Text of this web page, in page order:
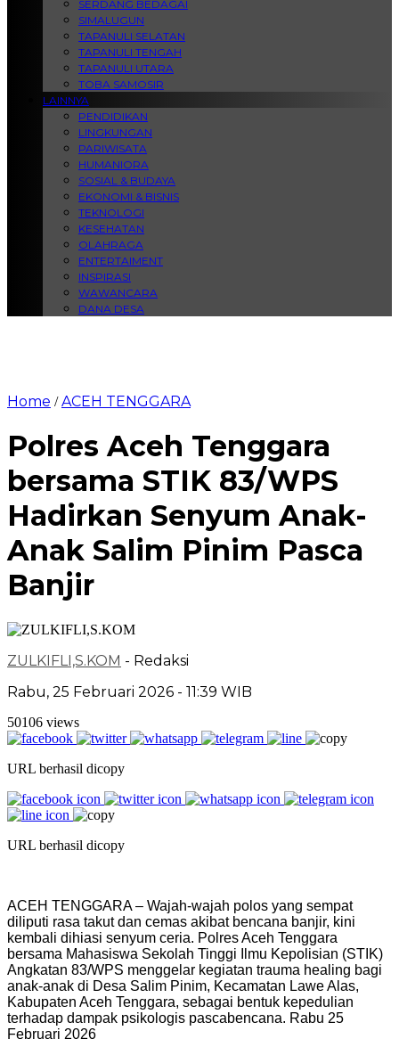
SERDANG BEDAGAI
SIMALUGUN
TAPANULI SELATAN
TAPANULI TENGAH
TAPANULI UTARA
TOBA SAMOSIR
LAINNYA
PENDIDIKAN
LINGKUNGAN
PARIWISATA
HUMANIORA
SOSIAL & BUDAYA
EKONOMI & BISNIS
TEKNOLOGI
KESEHATAN
OLAHRAGA
ENTERTAIMENT
INSPIRASI
WAWANCARA
DANA DESA
Home /ACEH TENGGARA
Polres Aceh Tenggara
bersama STIK 83/WPS
Hadirkan Senyum Anak-
Anak Salim Pinim Pasca
Banjir
ZULKIFLI,S.KOM - Redaksi
Rabu, 25 Februari 2026 - 11:39 WIB
50106 views
URL berhasil dicopy
URL berhasil dicopy
ACEH TENGGARA – Wajah-wajah polos yang sempat
diliputi rasa takut dan cemas akibat bencana banjir, kini
kembali dihiasi senyum ceria. Polres Aceh Tenggara
bersama Mahasiswa Sekolah Tinggi Ilmu Kepolisian (STIK)
Angkatan 83/WPS menggelar kegiatan trauma healing bagi
anak-anak di Desa Salim Pinim, Kecamatan Lawe Alas,
Kabupaten Aceh Tenggara, sebagai bentuk kepedulian
terhadap dampak psikologis pascabencana. Rabu 25
Februari 2026